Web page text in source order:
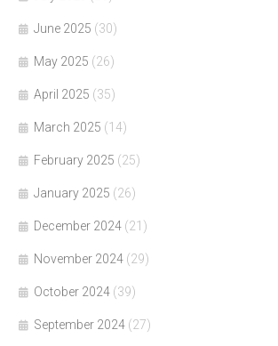
June 2025 (30)
May 2025 (26)
April 2025 (35)
March 2025 (14)
February 2025 (25)
January 2025 (26)
December 2024 (21)
November 2024 (29)
October 2024 (39)
September 2024 (27)